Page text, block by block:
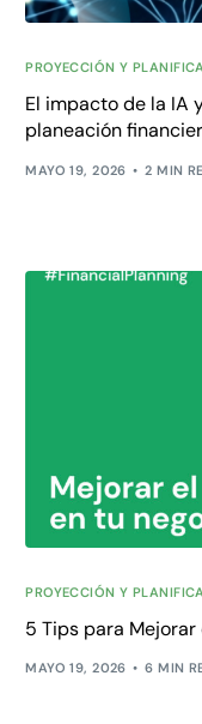
PROYECCIÓN Y
El impacto de la IA
planeación
MAYO 19, 2026 2 MIN
PROYECCIÓN Y
5 Tips para
MAYO 19, 2026 6 MIN